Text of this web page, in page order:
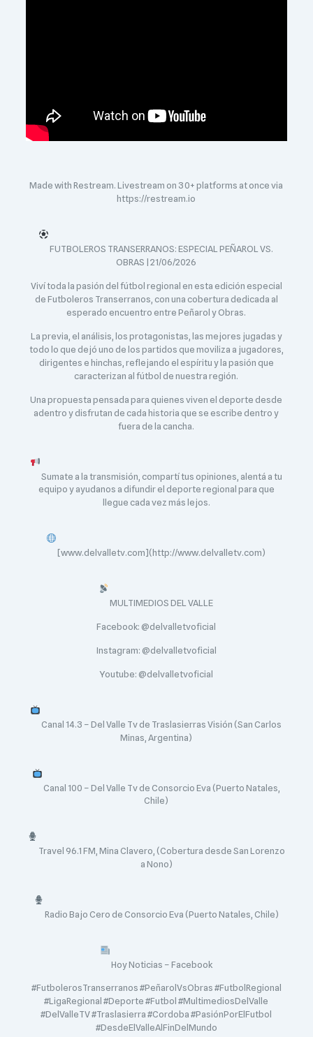
Made with Restream. Livestream on 30+ platforms at once via
https://restream.io
FUTBOLEROS TRANSERRANOS: ESPECIAL PEÑAROL VS.
OBRAS | 21/06/2026
Viví toda la pasión del fútbol regional en esta edición especial
de Futboleros Transerranos, con una cobertura dedicada al
esperado encuentro entre Peñarol y Obras.
La previa, el análisis, los protagonistas, las mejores jugadas y
todo lo que dejó uno de los partidos que moviliza a jugadores,
dirigentes e hinchas, reflejando el espíritu y la pasión que
caracterizan al fútbol de nuestra región.
Una propuesta pensada para quienes viven el deporte desde
adentro y disfrutan de cada historia que se escribe dentro y
fuera de la cancha.
Sumate a la transmisión, compartí tus opiniones, alentá a tu
equipo y ayudanos a difundir el deporte regional para que
llegue cada vez más lejos.
[www.delvalletv.com](http://www.delvalletv.com)
MULTIMEDIOS DEL VALLE
Facebook: @delvalletvoficial
Instagram: @delvalletvoficial
Youtube: @delvalletvoficial
Canal 14.3 – Del Valle Tv de Traslasierras Visión (San Carlos
Minas, Argentina)
Canal 100 – Del Valle Tv de Consorcio Eva (Puerto Natales,
Chile)
Travel 96.1 FM, Mina Clavero, (Cobertura desde San Lorenzo
a Nono)
Radio Bajo Cero de Consorcio Eva (Puerto Natales, Chile)
Hoy Noticias – Facebook
#FutbolerosTranserranos #PeñarolVsObras #FutbolRegional
#LigaRegional #Deporte #Futbol #MultimediosDelValle
#DelValleTV #Traslasierra #Cordoba #PasiónPorElFutbol
#DesdeElValleAlFinDelMundo